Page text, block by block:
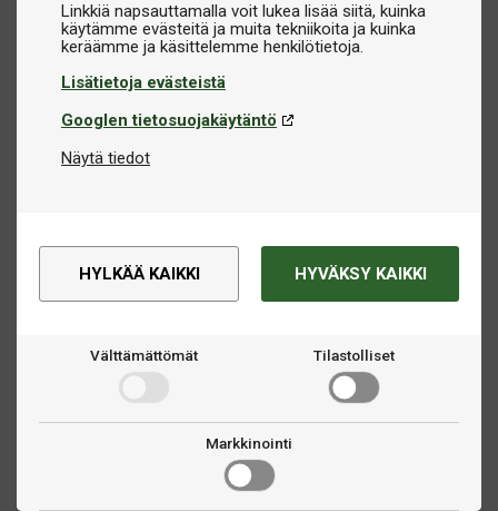
Linkkiä napsauttamalla voit lukea lisää siitä, kuinka
käytämme evästeitä ja muita tekniikoita ja kuinka
Lisätietoja evästeistä
Googlen tietosuojakäytäntö
Näytä tiedot
HYLKÄÄ KAIKKI HYVÄKSY KAIKKI
Välttämättömät Tilastolliset
Markkinointi